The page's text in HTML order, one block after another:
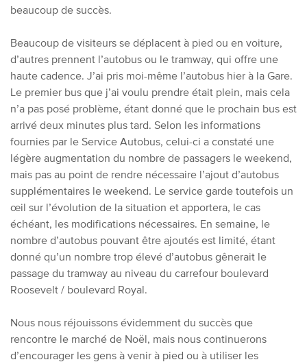
beaucoup de succès.
Beaucoup de visiteurs se déplacent à pied ou en voiture,
d’autres prennent l’autobus ou le tramway, qui offre une
haute cadence. J’ai pris moi-même l’autobus hier à la Gare.
Le premier bus que j’ai voulu prendre était plein, mais cela
n’a pas posé problème, étant donné que le prochain bus est
arrivé deux minutes plus tard. Selon les informations
fournies par le Service Autobus, celui-ci a constaté une
légère augmentation du nombre de passagers le weekend,
mais pas au point de rendre nécessaire l’ajout d’autobus
supplémentaires le weekend. Le service garde toutefois un
œil sur l’évolution de la situation et apportera, le cas
échéant, les modifications nécessaires. En semaine, le
nombre d’autobus pouvant être ajoutés est limité, étant
donné qu’un nombre trop élevé d’autobus gênerait le
passage du tramway au niveau du carrefour boulevard
Roosevelt / boulevard Royal.
Nous nous réjouissons évidemment du succès que
rencontre le marché de Noël, mais nous continuerons
d’encourager les gens à venir à pied ou à utiliser les